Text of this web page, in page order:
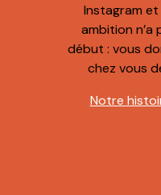
Instagram
ambition n’a
début : vous
chez vous
Notre